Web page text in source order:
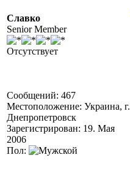
Славко
Senior Member
Отсутствует
Сообщений: 467
Местоположение: Украина, г.
Днепропетровск
Зарегистрирован: 19. Мая
2006
Пол: